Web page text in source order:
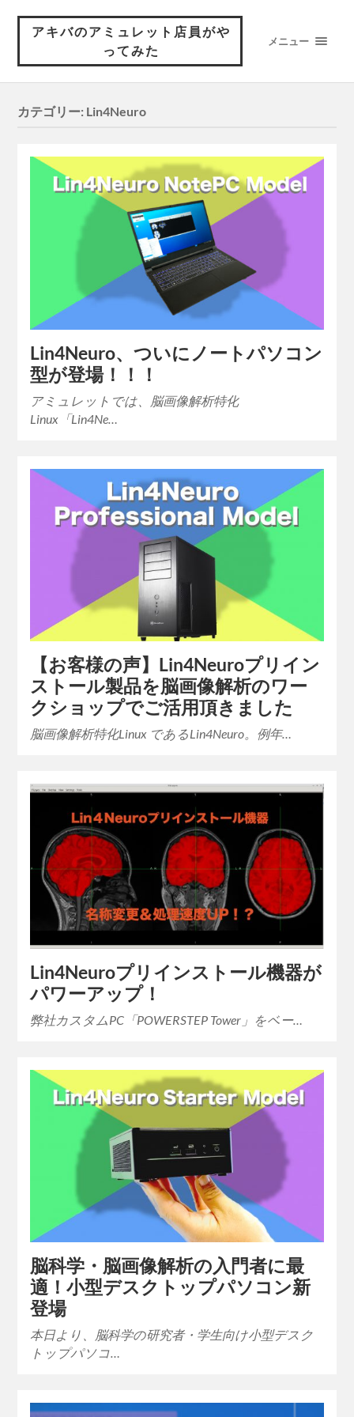
アキバのアミュレット店員がや
ってみた
メニュー
カテゴリー: Lin4Neuro
Lin4Neuro、ついにノートパソコン
型が登場！！！
アミュレットでは、脳画像解析特化
Linux「Lin4Ne…
【お客様の声】Lin4Neuroプリイン
ストール製品を脳画像解析のワー
クショップでご活用頂きました
脳画像解析特化Linux であるLin4Neuro。例年…
Lin4Neuroプリインストール機器が
パワーアップ！
弊社カスタムPC「POWERSTEP Tower」をベー…
脳科学・脳画像解析の入門者に最
適！小型デスクトップパソコン新
登場
本日より、脳科学の研究者・学生向け小型デスク
トップパソコ…